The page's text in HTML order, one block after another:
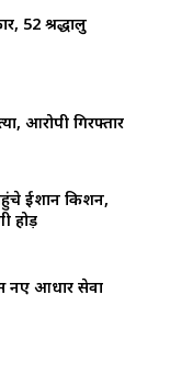
52 श्रद्धालु
आरोपी गिरफ्तार
ईशान किशन,
होड़
नए आधार सेवा